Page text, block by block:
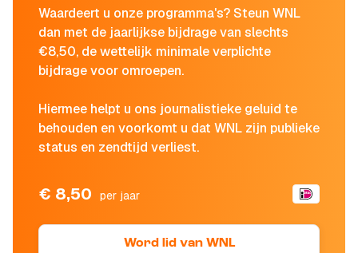
Waardeert u onze programma's? Steun WNL
dan met de jaarlijkse bijdrage van slechts
€8,50, de wettelijk minimale verplichte
bijdrage voor omroepen.
Hiermee helpt u ons journalistieke geluid te
behouden en voorkomt u dat WNL zijn publieke
status en zendtijd verliest.
€ 8,50 per jaar
Word lid van WNL